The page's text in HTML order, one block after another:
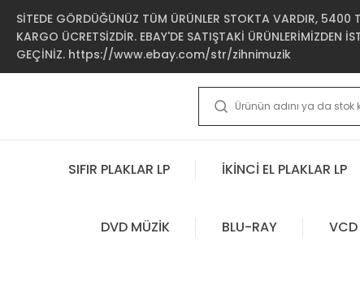
SİTEDE GÖRDÜĞÜNÜZ TÜM ÜRÜNLER STOKTA VARDIR, 5400
KARGO ÜCRETSİZDİR. EBAY'DE SATIŞTAKİ ÜRÜNLERİMİZDEN
GEÇİNİZ. https://www.ebay.com/str/zihnimuzik
SIFIR PLAKLAR LP İKİNCİ EL PLAKLAR LP
DVD MÜZİK BLU-RAY VCD